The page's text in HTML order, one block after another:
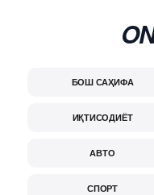
БОШ САҲИФА
ИҚТИСОДИЁТ
АВТО
СПОРТ